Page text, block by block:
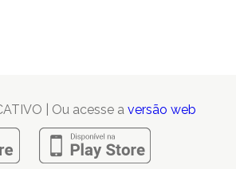
| Ou acesse a versão web